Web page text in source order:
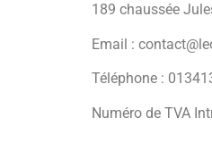
189 chaussée
Email :
Téléphone :
Numéro de TVA